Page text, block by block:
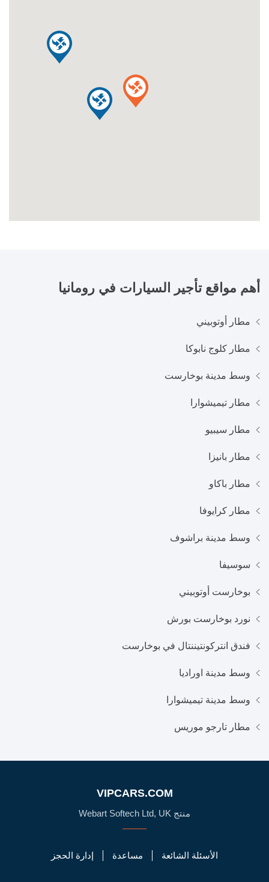
أهم مواقع تأجير السيارات في رومانيا
مطار أوتوبيني
مطار كلوج نابوكا
وسط مدينة بوخارست
مطار تيميشوارا
مطار سيبيو
مطار بانيزا
مطار باكاو
مطار كرايوفا
وسط مدينة براشوف
سوسيفا
بوخارست أوتوبيني
نورد بوخارست بورش
فندق انتركونتيننتال في بوخارست
وسط مدينة اوراديا
وسط مدينة تيميشوارا
مطار تارجو موريس
VIPCARS.COM
منتج Webart Softech Ltd, UK
الأسئلة الشائعة مساعدة إدارة الحجز